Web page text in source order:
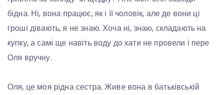
бідна. Ні, вона працює, як і її чоловік, але де вони ці
гроші дівають, я не знаю. Хоча ні, знаю, складають на
купку, а самі ще навіть воду до хати не провели і пере
Оля вручну.
Оля, це моя рідна сестра. Живе вона в батьківській